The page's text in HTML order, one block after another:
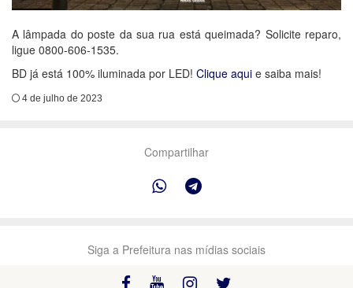
A lâmpada do poste da sua rua está queimada? Solicite reparo,
ligue 0800-606-1535.
BD já está 100% iluminada por LED! Clique aqui e saiba mais!
4 de julho de 2023
Compartilhar
Siga a Prefeitura nas mídias sociais